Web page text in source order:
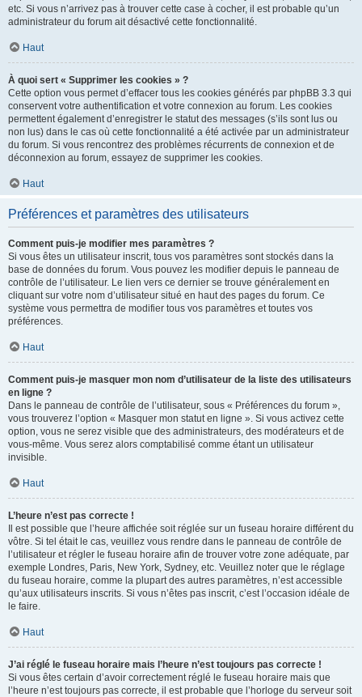
etc. Si vous n’arrivez pas à trouver cette case à cocher, il est probable qu’un
administrateur du forum ait désactivé cette fonctionnalité.
Haut
À quoi sert « Supprimer les cookies » ?
Cette option vous permet d’effacer tous les cookies générés par phpBB 3.3 qui
conservent votre authentification et votre connexion au forum. Les cookies
permettent également d’enregistrer le statut des messages (s’ils sont lus ou
non lus) dans le cas où cette fonctionnalité a été activée par un administrateur
du forum. Si vous rencontrez des problèmes récurrents de connexion et de
déconnexion au forum, essayez de supprimer les cookies.
Haut
Préférences et paramètres des utilisateurs
Comment puis-je modifier mes paramètres ?
Si vous êtes un utilisateur inscrit, tous vos paramètres sont stockés dans la
base de données du forum. Vous pouvez les modifier depuis le panneau de
contrôle de l’utilisateur. Le lien vers ce dernier se trouve généralement en
cliquant sur votre nom d’utilisateur situé en haut des pages du forum. Ce
système vous permettra de modifier tous vos paramètres et toutes vos
préférences.
Haut
Comment puis-je masquer mon nom d’utilisateur de la liste des utilisateurs
en ligne ?
Dans le panneau de contrôle de l’utilisateur, sous « Préférences du forum »,
vous trouverez l’option « Masquer mon statut en ligne ». Si vous activez cette
option, vous ne serez visible que des administrateurs, des modérateurs et de
vous-même. Vous serez alors comptabilisé comme étant un utilisateur
invisible.
Haut
L’heure n’est pas correcte !
Il est possible que l’heure affichée soit réglée sur un fuseau horaire différent du
vôtre. Si tel était le cas, veuillez vous rendre dans le panneau de contrôle de
l’utilisateur et régler le fuseau horaire afin de trouver votre zone adéquate, par
exemple Londres, Paris, New York, Sydney, etc. Veuillez noter que le réglage
du fuseau horaire, comme la plupart des autres paramètres, n’est accessible
qu’aux utilisateurs inscrits. Si vous n’êtes pas inscrit, c’est l’occasion idéale de
le faire.
Haut
J’ai réglé le fuseau horaire mais l’heure n’est toujours pas correcte !
Si vous êtes certain d’avoir correctement réglé le fuseau horaire mais que
l’heure n’est toujours pas correcte, il est probable que l’horloge du serveur soit